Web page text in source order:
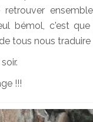
bémol, c'est
tous nous traduire
!!!